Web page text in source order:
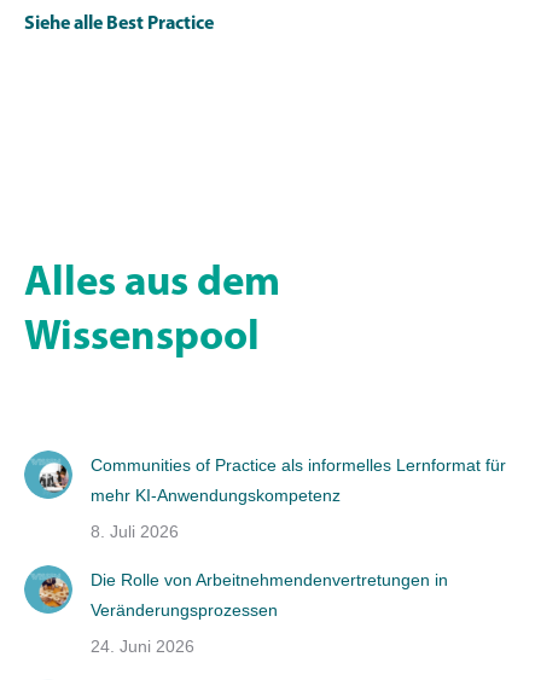
Siehe alle Best Practice
Alles aus dem
Wissenspool
Communities of Practice als informelles Lernformat für
mehr KI-Anwendungskompetenz
8. Juli 2026
Die Rolle von Arbeitnehmendenvertretungen in
Veränderungsprozessen
24. Juni 2026